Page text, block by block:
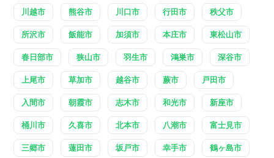
川越市 熊谷市 川口市 行田市 秩父市
所沢市 飯能市 加須市 本庄市 東松山市
春日部市 狭山市 羽生市 鴻巣市 深谷市
上尾市 草加市 越谷市 蕨市 戸田市
入間市 朝霞市 志木市 和光市 新座市
桶川市 久喜市 北本市 八潮市 富士見市
三郷市 蓮田市 坂戸市 幸手市 鶴ヶ島市